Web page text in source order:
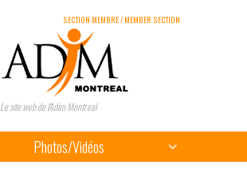
SECTION MEMBRE / MEMBER SECTION
Le site web de l'Adim Montreal
Photos/Vidéos